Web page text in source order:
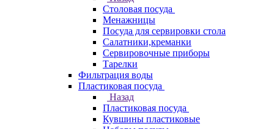
Столовая посуда
Менажницы
Посуда для сервировки стола
Салатники,креманки
Сервировочные приборы
Тарелки
Фильтрация воды
Пластиковая посуда
Назад
Пластиковая посуда
Кувшины пластиковые